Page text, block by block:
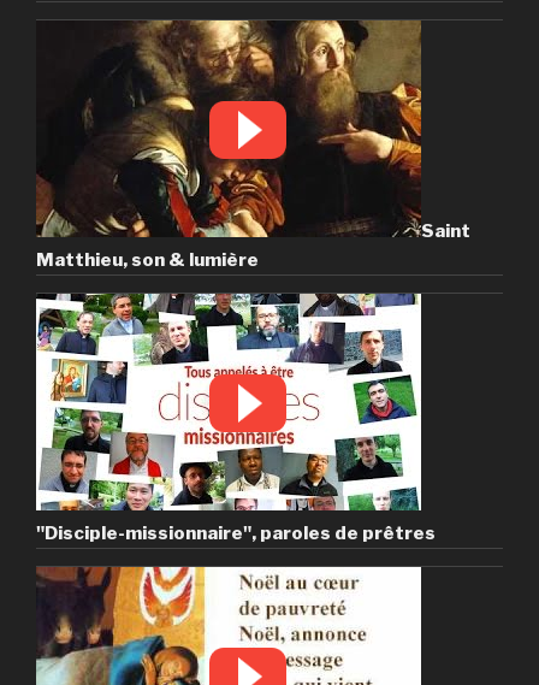
Saint
Matthieu, son & lumière
"Disciple-missionnaire", paroles de prêtres